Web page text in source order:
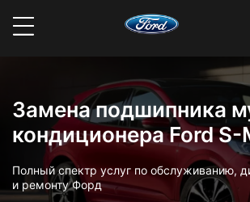
Замена подшипника
кондиционера Ford S-
Полный спектр услуг по обслуживанию,
и ремонту Форд